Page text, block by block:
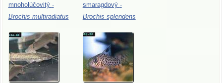
mnoholúčovitý -
Brochis multiradiatus
smaragdový -
Brochis splendens